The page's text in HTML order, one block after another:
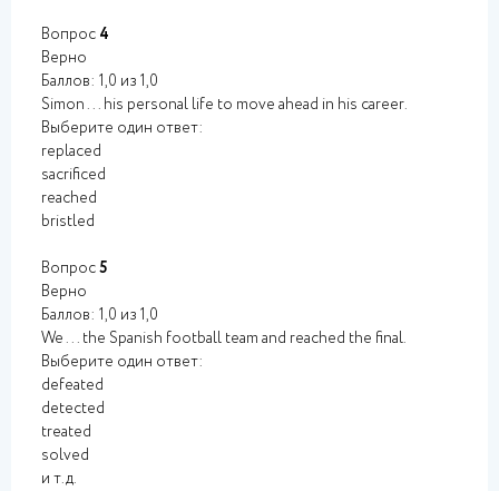
Вопрос 4
Верно
Баллов: 1,0 из 1,0
Simon ... his personal life to move ahead in his career.
Выберите один ответ:
replaced
sacrificed
reached
bristled
Вопрос5
Верно
Баллов: 1,0 из 1,0
We ... the Spanish football team and reached the final.
Выберите один ответ:
defeated
detected
treated
solved
и т.д.